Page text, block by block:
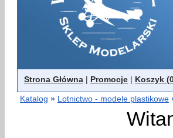
Strona Główna | Promocje | Koszyk (
Katalog » Lotnictwo - modele plastikowe